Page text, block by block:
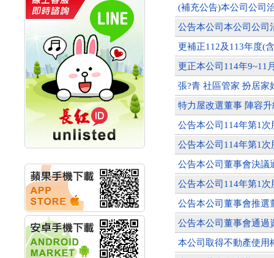
價 被盯上
新光人壽保險:新壽Q1外
價金將達996億
宇辰系統科技:宇辰業績
創新高 啟動興櫃轉上櫃
計畫
明緯企業:明緯永續科技
競賽 以電源驅動善的力
量
秀育企業:秀育SHO-U儲
能系統 獲國內首張CNS
認證
聯博投信:聯博00404A
華旭先進:代重要子公司
碩通散熱股份有限公司
公告董事會通過發言人
及代理發
華旭先進:代重要子公司
碩通散熱股份有限公司
公告董事會決議發行員
工認股權
(補充公告)本公司公司
公告本公司本公司公司
更補正112及113年度(
更正本公司114年9~11
張?青 社區管家 扮居家
特力屋改選董事 陣容
公告本公司114年第1
公告本公司114年第1
公告本公司董事會決議
公告本公司114年第1
公告本公司董事會推選
公告本公司董事會通過
本公司取得不動產使用